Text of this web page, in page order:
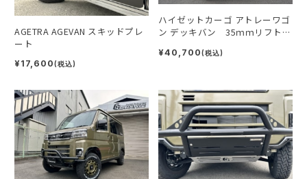
AGETRA AGEVAN スキッドプレ
ート
¥17,600(税込)
ハイゼットカーゴ アトレーワゴ
ン デッキバン 35ｍｍリフト
¥40,700(税込)